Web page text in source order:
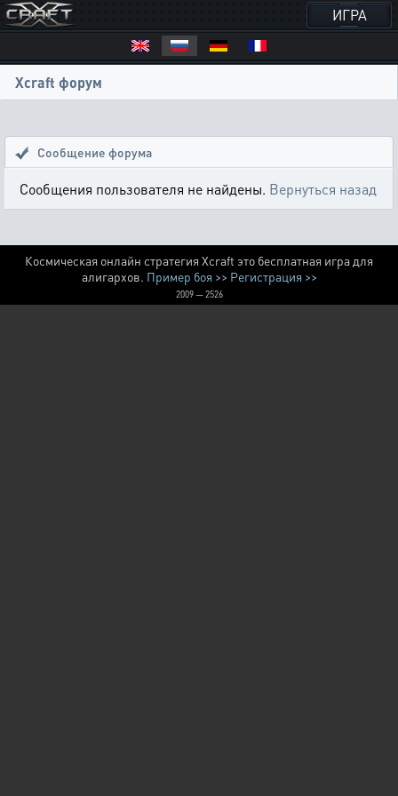
ИГРА
Xcraft форум
Сообщение форума
Сообщения пользователя не найдены. Вернуться назад
Космическая онлайн стратегия Xcraft это бесплатная игра для
алигархов. Пример боя >> Регистрация >>
2009 — 2526